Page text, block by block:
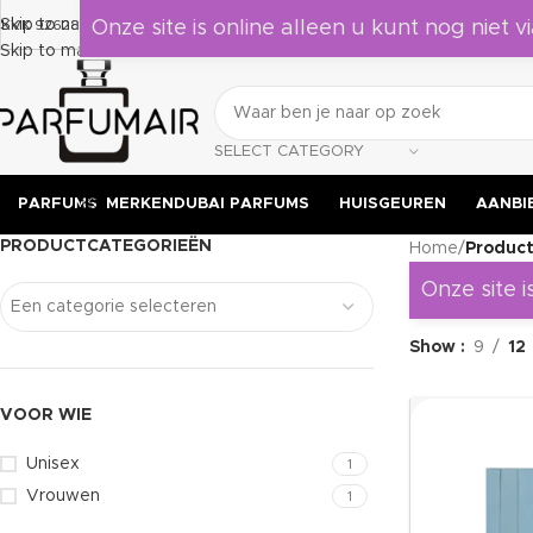
Skip to navigation
Skip to main content
KVK 92628524
Laat je verrassen door deze geuren, leuk om als cadeau te geven aan
SELECT CATEGORY
PARFUMS MERKEN DUBAI PARFUMS HUISGEUREN
PRODUCTCATEGORIEËN
Een categorie selecteren
VOOR WIE
Unisex 1
Vrouwen 1
Home/
Onze site
Show 9 12
Onze site is online alleen u kunt nog niet